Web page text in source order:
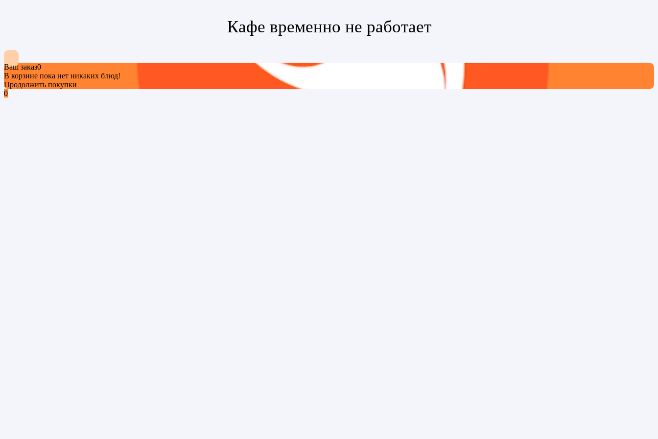
Кафе временно не работает
Ваш заказ0
В корзине пока нет никаких блюд!
Продолжить покупки
0